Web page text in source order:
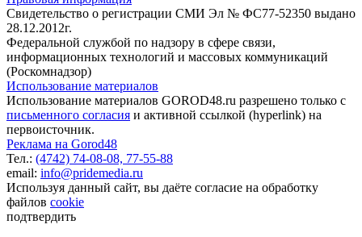
Свидетельство о регистрации СМИ Эл № ФС77-52350 выдано
28.12.2012г.
Федеральной службой по надзору в сфере связи,
информационных технологий и массовых коммуникаций
(Роскомнадзор)
Использование материалов
Использование материалов GOROD48.ru разрешено только с
письменного согласия и активной ссылкой (hyperlink) на
первоисточник.
Реклама на Gorod48
Тел.: (4742) 74-08-08, 77-55-88
email: info@pridemedia.ru
Используя данный сайт, вы даёте согласие на обработку
файлов cookie
подтвердить